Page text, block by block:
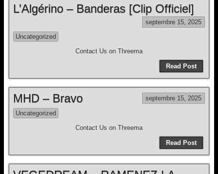
L’Algérino – Banderas [Clip Officiel]
septembre 15, 2025
Uncategorized
Contact Us on Threema
Read Post
MHD – Bravo septembre 15, 2025
Uncategorized
Contact Us on Threema
Read Post